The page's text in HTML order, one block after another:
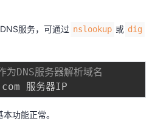
服务，可通过 nslookup 或 dig
为DNS服务器解析域名
功能正常。